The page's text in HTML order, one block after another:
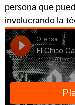
persona que
involucrando la